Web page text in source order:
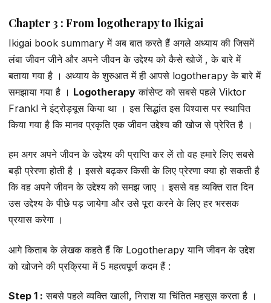
Chapter 3 : From logotherapy to Ikigai
Ikigai book summary में अब बात करते हैं अगले अध्याय की जिसमें
लंबा जीवन जीने और अपने जीवन के उद्देश्य को कैसे खोजें , के बारे में
बताया गया है । अध्याय के शुरुआत में ही आपसे logotherapy के बारे में
समझाया गया है । Logotherapy कांसेप्ट को सबसे पहले Viktor
Frankl ने इंट्रोड्यूस किया था । इस सिद्धांत इस विश्वास पर स्थापित
किया गया है कि मानव प्रकृति एक जीवन उद्देश्य की खोज से प्रेरित है ।
हम अगर अपने जीवन के उद्देश्य की प्राप्ति कर लें तो वह हमारे लिए सबसे
बड़ी प्रेरणा होती है । इससे बढ़कर किसी के लिए प्रेरणा क्या हो सकती है
कि वह अपने जीवन के उद्देश्य को समझ जाए । इससे वह व्यक्ति रात दिन
उस उद्देश्य के पीछे पड़ जायेगा और उसे पूरा करने के लिए हर भरसक
प्रयास करेगा ।
आगे किताब के लेखक कहते हैं कि Logotherapy यानि जीवन के उद्देश
को खोजने की प्रक्रिया में 5 महत्वपूर्ण कदम हैं :
Step 1 : सबसे पहले व्यक्ति खाली, निराश या चिंतित महसूस करता है ।